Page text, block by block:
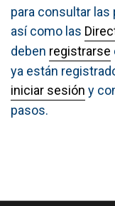
para consultar
así como las
deben registrarse
ya están
iniciar sesión y
pasos.